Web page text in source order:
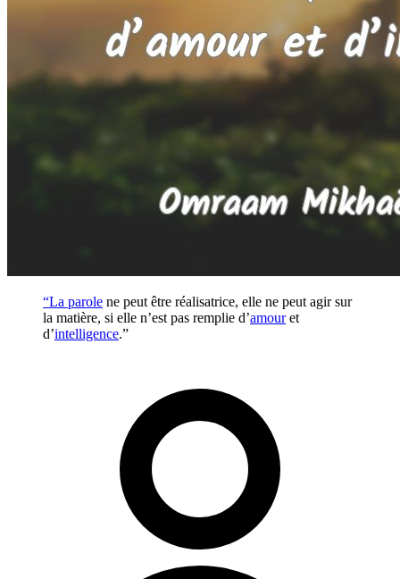
“La parole ne peut être réalisatrice, elle ne peut agir sur
la matière, si elle n’est pas remplie d’amouret
d’intelligence.”